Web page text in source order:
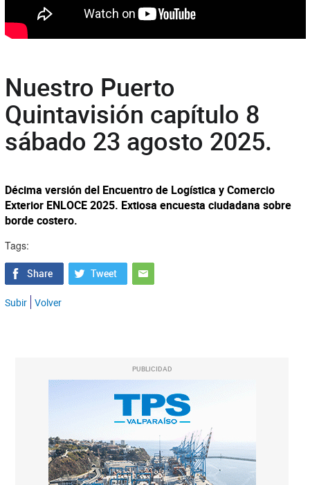
Nuestro Puerto
Quintavisión capítulo 8
sábado 23 agosto 2025.
Décima versión del Encuentro de Logística y Comercio
Exterior ENLOCE 2025. Extiosa encuesta ciudadana sobre
borde costero.
Tags:
Subir Volver
PUBLICIDAD